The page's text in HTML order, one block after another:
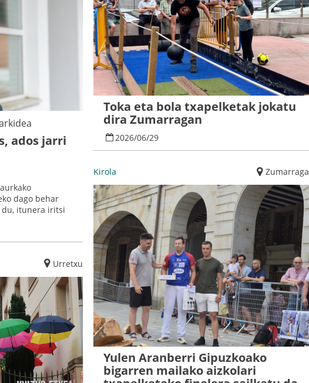
ados jarri
dago behar
du, itunera iritsi
Urretxu
Toka eta bola txapelketak jokatu
dira Zumarragan
2026/06/29
Kirola Zumarraga
Yulen Aranberri Gipuzkoako
bigarren mailako aizkolari